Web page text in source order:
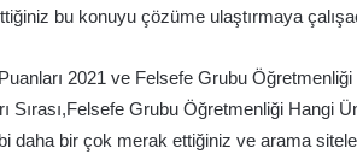
bu konuyu çözüme ulaştırmaya
2021 ve Felsefe Grubu Öğretmenliği
Sırası,Felsefe Grubu Öğretmenliği Hangi
bir çok merak ettiğiniz ve arama